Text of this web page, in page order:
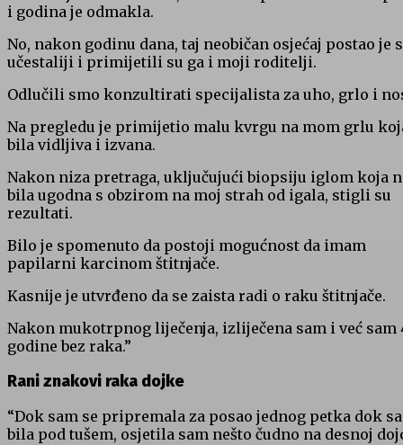
i godina je odmakla.
No, nakon godinu dana, taj neobičan osjećaj postao je
učestaliji i primijetili su ga i moji roditelji.
Odlučili smo konzultirati specijalista za uho, grlo i
Na pregledu je primijetio malu kvrgu na mom grlu
bila vidljiva i izvana.
Nakon niza pretraga, uključujući biopsiju iglom koja
bila ugodna s obzirom na moj strah od igala, stigli su
rezultati.
Bilo je spomenuto da postoji mogućnost da imam
papilarni karcinom štitnjače.
Kasnije je utvrđeno da se zaista radi o raku štitnjače.
Nakon mukotrpnog liječenja, izliječena sam i već sam
godine bez raka.”
Rani znakovi raka dojke
“Dok sam se pripremala za posao jednog petka dok
bila pod tušem, osjetila sam nešto čudno na desnoj